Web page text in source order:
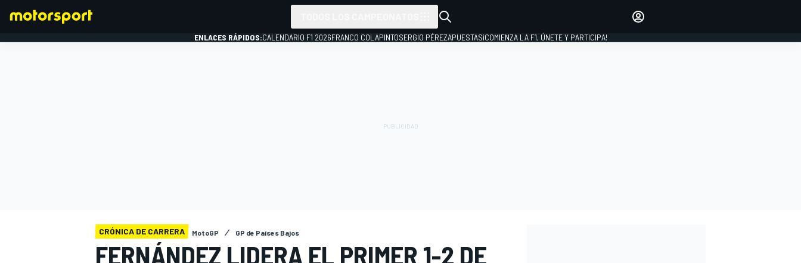
INICIAR SESIÓN
ENLACES RÁPIDOS:CALENDARIO F1 2026FRANCO COLAPINTOSERGIO PÉREZAPUESTAS¡COMIENZA LA F1, ÚNETE Y PARTICIPA!
CRÓNICA DE CARRERA MotoGP GP de Países Bajos
FERNÁNDEZ LIDERA EL PRIMER 1-2 DE